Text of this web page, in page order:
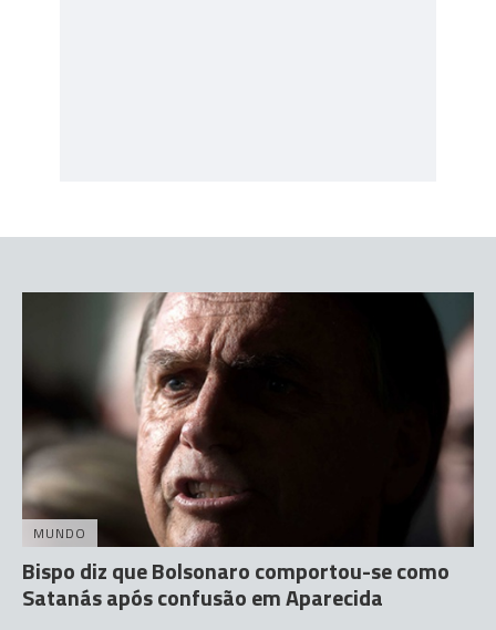
MUNDO
Bispo diz que Bolsonaro comportou-se como
Satanás após confusão em Aparecida